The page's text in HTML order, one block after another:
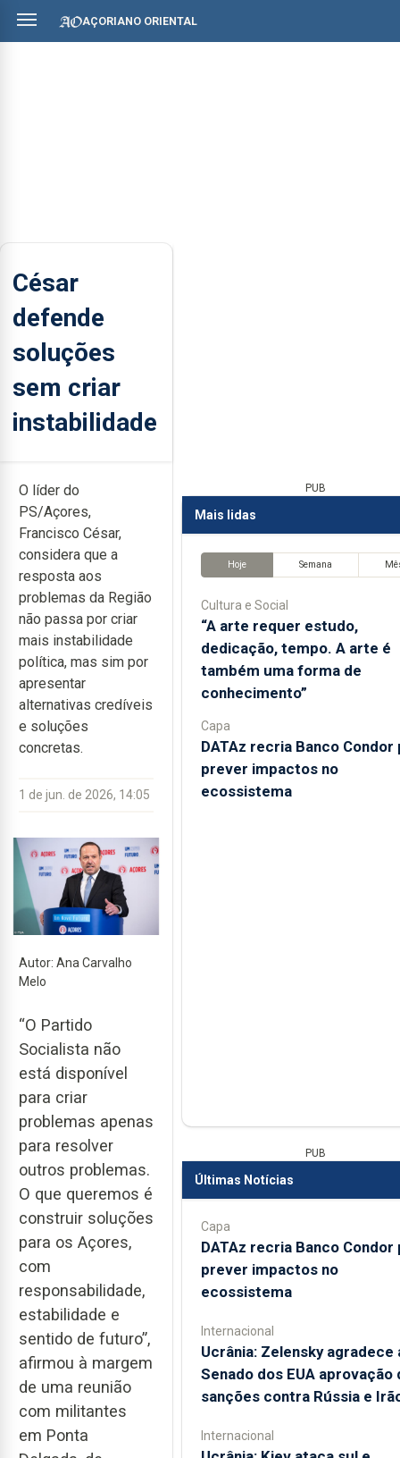
AÇORIANO ORIENTAL
César
defende
soluções
sem criar
instabilidade
O líder do
PS/Açores,
Francisco César,
considera que a
resposta aos
problemas da Região
não passa por criar
mais instabilidade
política, mas sim por
apresentar
alternativas credíveis
e soluções
concretas.
1 de jun. de 2026, 14:05
Autor: Ana Carvalho
Melo
“O Partido
Socialista não
está disponível
para criar
problemas apenas
para resolver
outros problemas.
O que queremos é
construir soluções
para os Açores,
com
responsabilidade,
estabilidade e
sentido de futuro”,
afirmou à margem
de uma reunião
com militantes
em Ponta
PUB
Mais lidas
Hoje Semana
Cultura e Social
“A arte requer estudo,
dedicação, tempo. A arte é
também uma forma de
conhecimento”
Capa
DATAz recria Banco Condor
prever impactos no
ecossistema
PUB
Últimas Notícias
Capa
DATAz recria Banco Condor
prever impactos no
ecossistema
Internacional
Ucrânia: Zelensky agradece
Senado dos EUA aprovação
sanções contra Rússia e
Internacional